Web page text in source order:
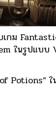
เกม
ในรูปแบบ
Potions”